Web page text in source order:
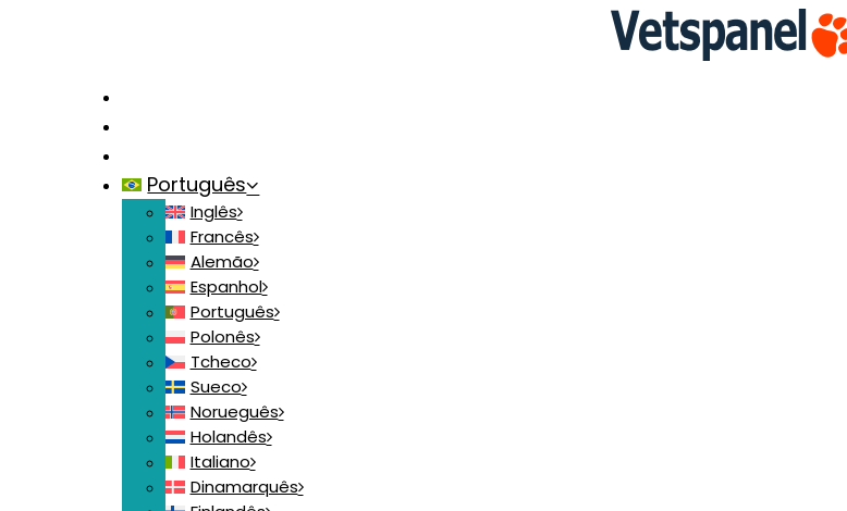
Português
Inglês
Francês
Alemão
Espanhol
Português
Polonês
Tcheco
Sueco
Norueguês
Holandês
Italiano
Dinamarquês